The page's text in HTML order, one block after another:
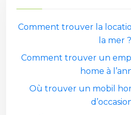
Comment trouver la
la mer ?
Comment trouver un
home à
Où trouver un mobil